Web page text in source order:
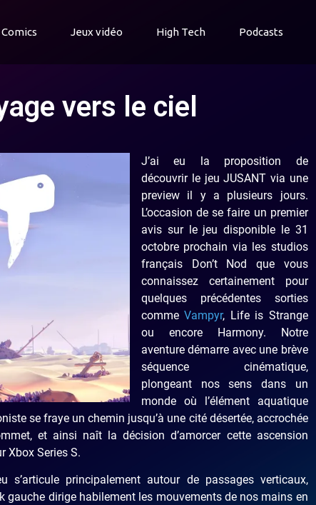
Jeux vidéo High Tech Podcasts
vers le ciel
J’ai eu la proposition de
découvrir le jeu JUSANT via une
preview il y a plusieurs jours.
L’occasion de se faire un premier
avis sur le jeu disponible le 31
octobre prochain via les studios
français Don’t Nod que vous
connaissez certainement pour
quelques précédentes sorties
commeVampyr, Life is Strange
ou encore Harmony. Notre
aventure démarre avec une brève
séquence cinématique,
plongeant nos sens dans un
monde où l’élément aquatique
se fraye un chemin jusqu’à une cité désertée, accrochée
et ainsi naît la décision d’amorcer cette ascension
Xbox Series S.
s’articule principalement autour de passages verticaux,
dirige habilement les mouvements de nos mains en